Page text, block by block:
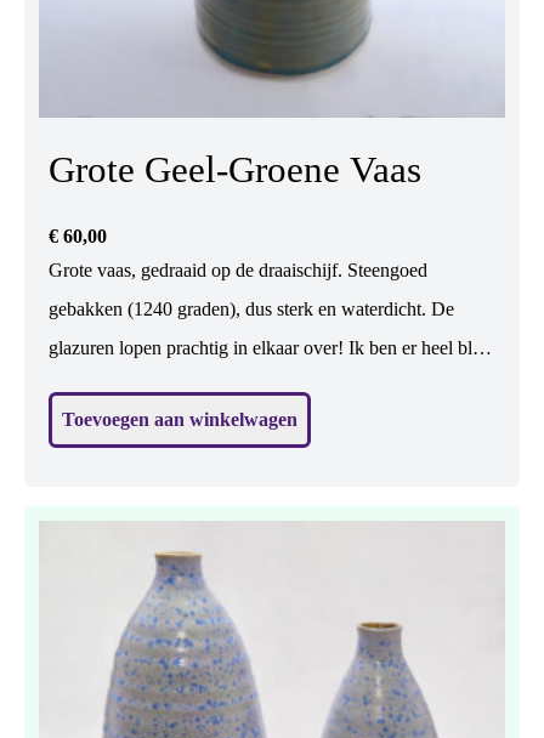
Grote Geel-Groene Vaas
€ 60,00
Grote vaas, gedraaid op de draaischijf. Steengoed
gebakken (1240 graden), dus sterk en waterdicht. De
glazuren lopen prachtig in elkaar over! Ik ben er heel blij
kunnen bloemen in. (Maar mss nog mooier zonder.... ?)
Toevoegen aan winkelwagen